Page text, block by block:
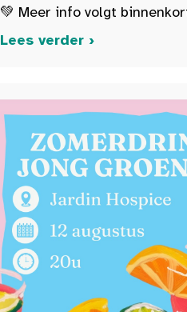
💚 Meer info volgt
Lees verder ›